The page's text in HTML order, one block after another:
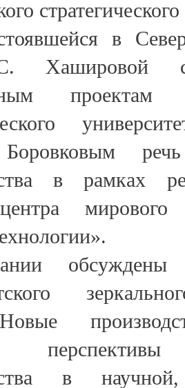
в
Хашировой
проектам
Боровковым
в рамках
обсуждены
в